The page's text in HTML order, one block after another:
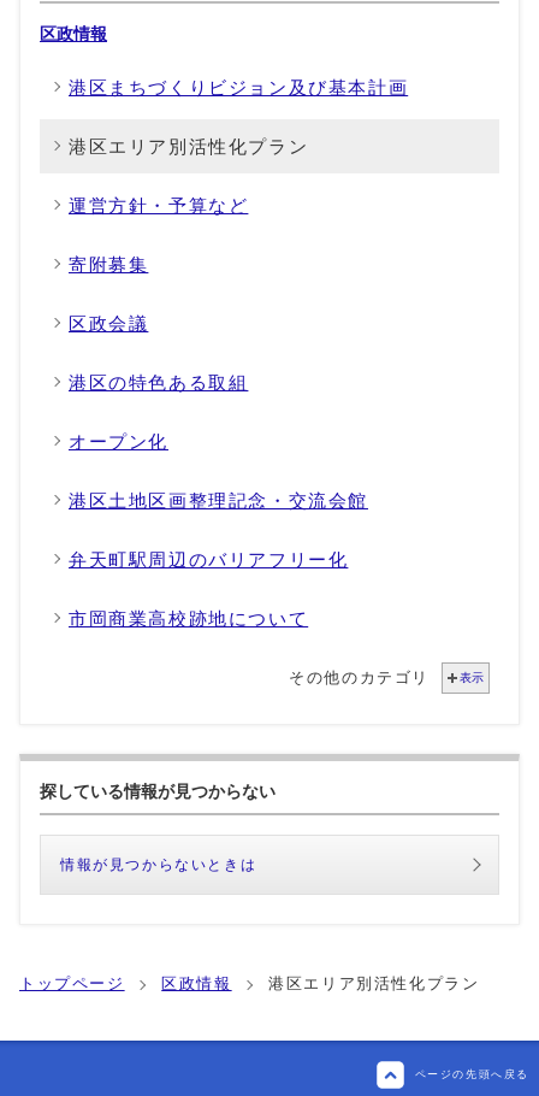
区政情報
港区まちづくりビジョン及び基本計画
港区エリア別活性化プラン
運営方針・予算など
寄附募集
区政会議
港区の特色ある取組
オープン化
港区土地区画整理記念・交流会館
弁天町駅周辺のバリアフリー化
市岡商業高校跡地について
その他のカテゴリ 表示
探している情報が見つからない
情報が見つからないときは
トップページ 区政情報 港区エリア別活性化プラン
ページの先頭へ戻る